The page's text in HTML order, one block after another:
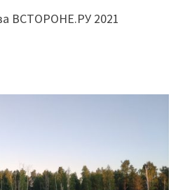
ВСТОРОНЕ.РУ 2021